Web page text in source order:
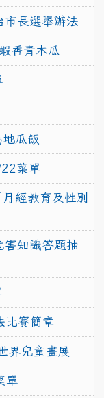
市長選舉辦法
香青木瓜
瓜飯
菜單
經教育及性別
害知識答題抽
比賽簡章
界兒童畫展
單